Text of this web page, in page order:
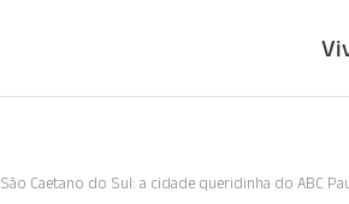
São Caetano do Sul: a cidade queridinha do ABC